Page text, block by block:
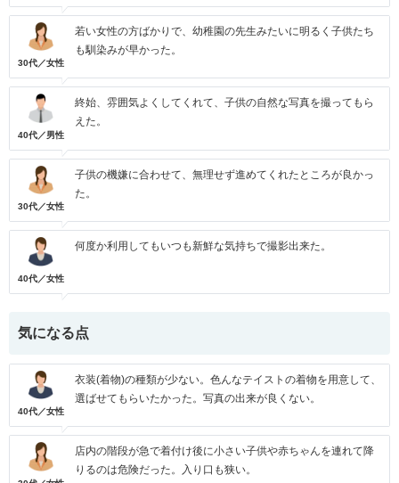
30代／女性
若い女性の方ばかりで、幼稚園の先生みたいに明るく子供たち
も馴染みが早かった。
40代／男性
終始、雰囲気よくしてくれて、子供の自然な写真を撮ってもら
えた。
30代／女性
子供の機嫌に合わせて、無理せず進めてくれたところが良かっ
た。
40代／女性
何度か利用してもいつも新鮮な気持ちで撮影出来た。
気になる点
40代／女性
衣装(着物)の種類が少ない。色んなテイストの着物を用意して、
選ばせてもらいたかった。写真の出来が良くない。
店内の階段が急で着付け後に小さい子供や赤ちゃんを連れて降
りるのは危険だった。入り口も狭い。